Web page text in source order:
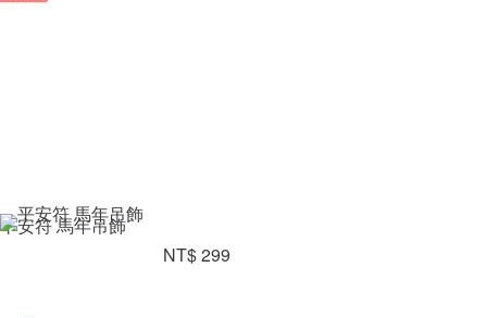
平安符 馬年吊飾
NT$ 299